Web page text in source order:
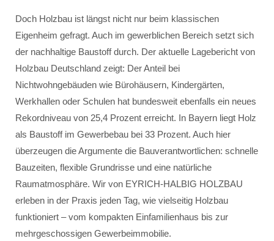
Doch Holzbau ist längst nicht nur beim klassischen
Eigenheim gefragt. Auch im gewerblichen Bereich setzt sich
der nachhaltige Baustoff durch. Der aktuelle Lagebericht von
Holzbau Deutschland zeigt: Der Anteil bei
Nichtwohngebäuden wie Bürohäusern, Kindergärten,
Werkhallen oder Schulen hat bundesweit ebenfalls ein neues
Rekordniveau von 25,4 Prozent erreicht. In Bayern liegt Holz
als Baustoff im Gewerbebau bei 33 Prozent. Auch hier
überzeugen die Argumente die Bauverantwortlichen: schnelle
Bauzeiten, flexible Grundrisse und eine natürliche
Raumatmosphäre. Wir von EYRICH-HALBIG HOLZBAU
erleben in der Praxis jeden Tag, wie vielseitig Holzbau
funktioniert – vom kompakten Einfamilienhaus bis zur
mehrgeschossigen Gewerbeimmobilie.